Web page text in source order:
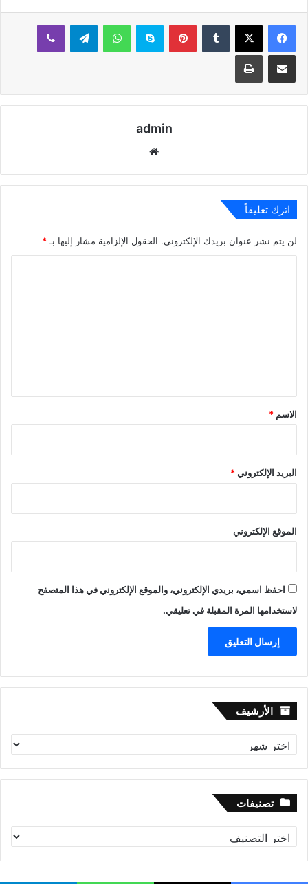
بينتيريستسكايب واتساب تيلقرام ڤايبر
مشاركة عبر البريد طباعة
admin
اترك تعليقاً
لن يتم نشر عنوان بريدك الإلكتروني. الحقول الإلزامية مشار إليها بـ *
*
الاسم *
البريد الإلكتروني*
الموقع الإلكتروني
احفظ اسمي، بريدي الإلكتروني، والموقع الإلكتروني في هذا المتصفح
لاستخدامها المرة المقبلة في تعليقي.
الأرشيف الأرشيف
تصنيفات
تصنيفات